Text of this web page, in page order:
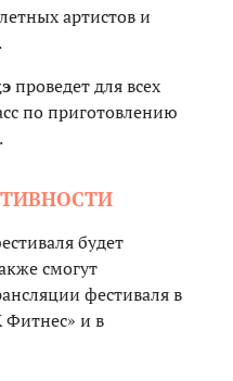
артистов и
проведет для всех
по приготовлению
будет
смогут
фестиваля в
Фитнес» и в